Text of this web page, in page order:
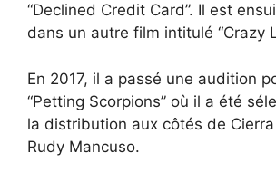
“Declined Credit Card”. Il est
dans un autre film intitulé “Crazy
En 2017, il a passé une audition
“Petting Scorpions” où il a été
la distribution aux côtés de
Rudy Mancuso.